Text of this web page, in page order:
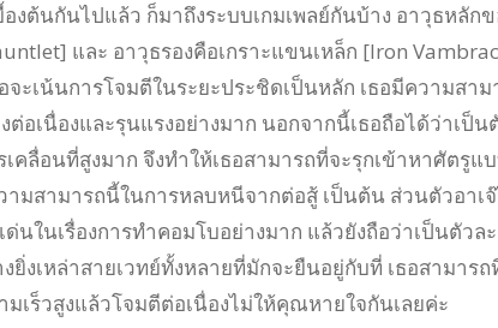
งต้นกันไปแล้ว ก็มาถึงระบบเกมเพลย์กันบ้าง อาวุธหลักข
และ อาวุธรองคือเกราะแขนเหล็ก [Iron
จะเน้นการโจมตีในระยะประชิดเป็นหลัก เธอมีความสาม
อเนื่องและรุนแรงอย่างมาก นอกจากนี้เธอถือได้ว่าเป็น
คลื่อนที่สูงมาก จึงทำให้เธอสามารถที่จะรุกเข้าหาศัตรูแ
มสามารถนี้ในการหลบหนีจากต่อสู้ เป็นต้น ส่วนตัวอาเ
นในเรื่องการทำคอมโบอย่างมาก แล้วยังถือว่าเป็นตัวล
ยิ่งเหล่าสายเวทย์ทั้งหลายที่มักจะยืนอยู่กับที่ เธอสามารถ
เร็วสูงแล้วโจมตีต่อเนื่องไม่ให้คุณหายใจกันเลยค่ะ